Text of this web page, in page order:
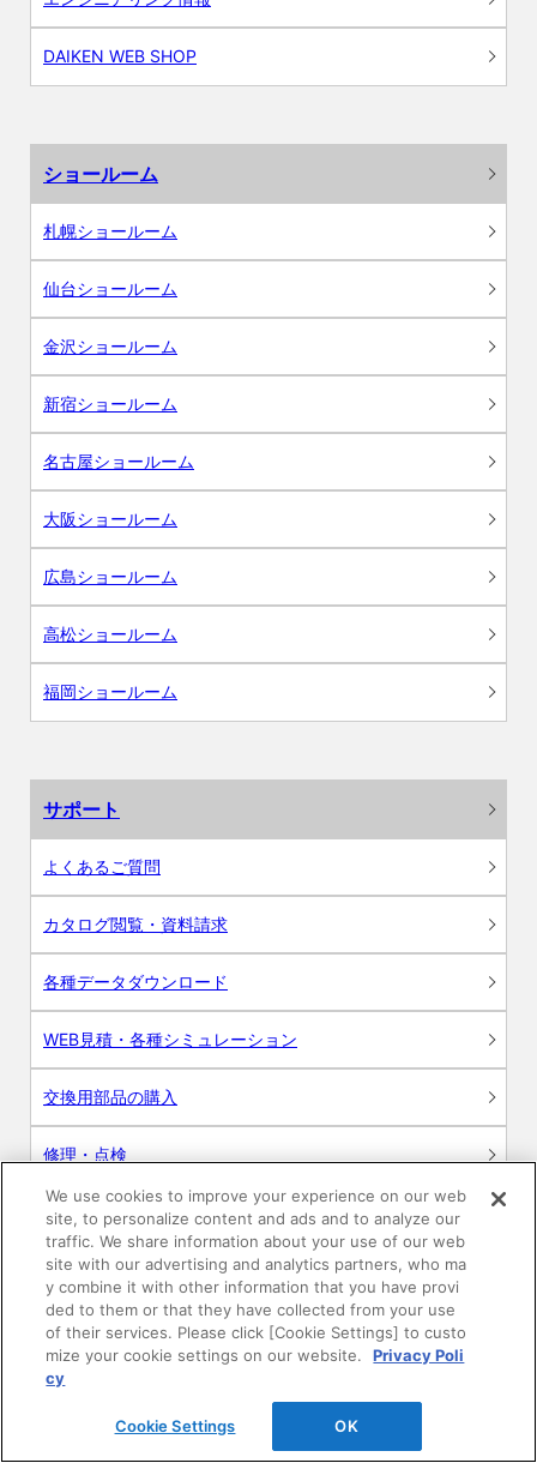
DAIKEN WEB SHOP
ショールーム
札幌ショールーム
仙台ショールーム
金沢ショールーム
新宿ショールーム
名古屋ショールーム
大阪ショールーム
広島ショールーム
高松ショールーム
福岡ショールーム
サポート
よくあるご質問
カタログ閲覧・資料請求
各種データダウンロード
WEB見積・各種シミュレーション
交換用部品の購入
修理・点検
お問い合わせ
ログイン
建築・設計関係者様向けサイト
ユーザー登録サービス
WEB見積システム
We use cookies to improve your experience on our web
site, to personalize content and ads and to analyze our
traffic. We share information about your use of our web
site with our advertising and analytics partners, who ma
y combine it with other information that you have provi
ded to them or that they have collected from your use
of their services. Please click [Cookie Settings] to custo
mize your cookie settings on our website.
Privacy Poli
cy
Cookie Settings OK